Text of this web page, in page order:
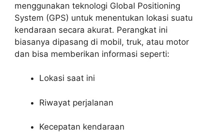
menggunakan teknologi Global Positioning
System (GPS) untuk menentukan lokasi suatu
kendaraan secara akurat. Perangkat ini
biasanya dipasang di mobil, truk, atau motor
dan bisa memberikan informasi seperti:
Lokasi saat ini
Riwayat perjalanan
Kecepatan kendaraan